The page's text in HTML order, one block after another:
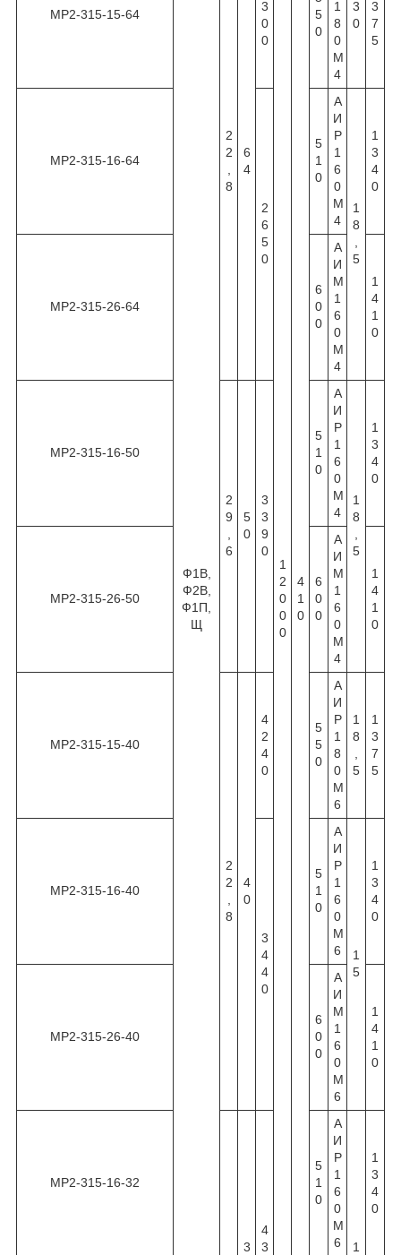
Ф1В,
Ф2В,
Ф1П,
Щ
1
2
0
0
0
4
1
0
МР2-315-15-64
2
2
8
6
4
3
0
0
5
0
1
8
0
М
4
3
0
3
7
5
МР2-315-16-64
2
6
5
0
5
1
0
А
И
Р
1
6
0
М
4
1
8
5
1
3
4
0
МР2-315-26-64
6
0
0
А
И
М
1
6
0
М
4
1
4
1
0
МР2-315-16-50
2
9
6
5
0
3
3
9
0
5
1
0
А
И
Р
1
6
0
М
4
1
8
5
1
3
4
0
МР2-315-26-50
6
0
0
А
И
М
1
6
0
М
4
1
4
1
0
МР2-315-15-40
2
2
8
4
0
4
2
4
0
5
5
0
А
И
Р
1
8
0
М
6
1
8
5
1
3
7
5
МР2-315-16-40
3
4
4
0
5
1
0
А
И
Р
1
6
0
М
6
1
5
1
3
4
0
МР2-315-26-40
6
0
0
А
И
М
1
6
0
М
6
1
4
1
0
МР2-315-16-32
3
4
3
5
1
0
А
И
Р
1
6
0
М
6
1
1
3
4
0